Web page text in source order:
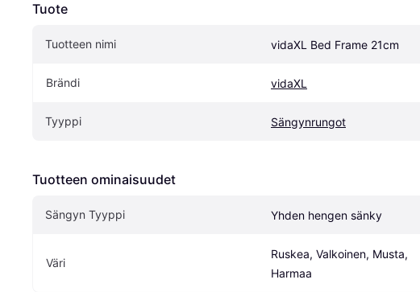
Tuote
Tuotteen nimi vidaXL Bed Frame 21cm
Brändi vidaXL
Tyyppi Sängynrungot
Tuotteen ominaisuudet
Sängyn Tyyppi Yhden hengen sänky
Väri
Ruskea, Valkoinen, Musta,
Harmaa